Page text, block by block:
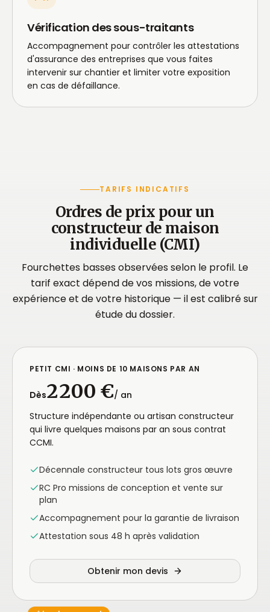
Vérification des sous-traitants
Accompagnement pour contrôler les attestations
d'assurance des entreprises que vous faites
intervenir sur chantier et limiter votre exposition
en cas de défaillance.
TARIFS INDICATIFS
Ordres de prix pour un
constructeur de maison
individuelle (CMI)
Fourchettes basses observées selon le profil. Le
tarif exact dépend de vos missions, de votre
expérience et de votre historique — il est calibré sur
étude du dossier.
PETIT CMI · MOINS DE 10 MAISONS PAR AN
Dès2 200 €/ an
Structure indépendante ou artisan constructeur
qui livre quelques maisons par an sous contrat
CCMI.
Décennale constructeur tous lots gros œuvre
RC Pro missions de conception et vente sur
plan
Accompagnement pour la garantie de livraison
Attestation sous 48 h après validation
Obtenir mon devis